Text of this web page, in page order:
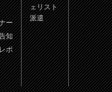
ー
知
ポ
ェリスト
派遣